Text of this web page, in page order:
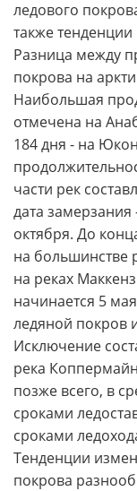
ледового
также
Разница между
покрова на
Наибольшая
отмечена на
184 дня - на
части рек
дата
октября. До
на большинстве
на реках
начинается 5
ледяной покров
Исключение
река
позже всего, в
сроками
сроками
Тенденции
покрова